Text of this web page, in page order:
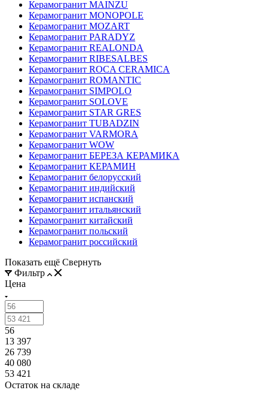
Керамогранит MAINZU
Керамогранит MONOPOLE
Керамогранит MOZART
Керамогранит PARADYZ
Керамогранит REALONDA
Керамогранит RIBESALBES
Керамогранит ROCA CERAMICA
Керамогранит ROMANTIC
Керамогранит SIMPOLO
Керамогранит SOLOVE
Керамогранит STAR GRES
Керамогранит TUBADZIN
Керамогранит VARMORA
Керамогранит WOW
Керамогранит БЕРЕЗА КЕРАМИКА
Керамогранит КЕРАМИН
Керамогранит белорусский
Керамогранит индийский
Керамогранит испанский
Керамогранит итальянский
Керамогранит китайский
Керамогранит польский
Керамогранит российский
Показать ещё Свернуть
Фильтр
Цена
56
13 397
26 739
40 080
53 421
Остаток на складе